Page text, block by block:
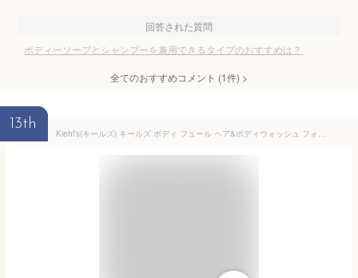
回答された質問
ボディーソープとシャンプーを兼用できるタイプのおすすめは？
全てのおすすめコメント (1件) >
13th
Kiehl's(キールズ) キールズ ボディ フュール ヘア&ボディウォッシュ フォー メン 250mL オールインワン シャンプー ボディーソープ メンズ 男性用 ギフト 正規品